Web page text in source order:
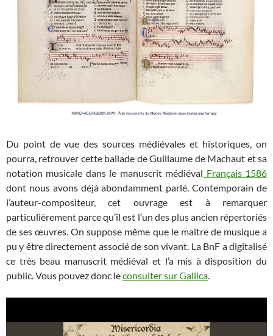
Du point de vue des sources médiévales et historiques, on
pourra, retrouver cette ballade de Guillaume de Machaut et sa
notation musicale dans le manuscrit médiéval Français 1586
dont nous avons déjà abondamment parlé. Contemporain de
l’auteur-compositeur, cet ouvrage est à remarquer
particulièrement parce qu’il est l’un des plus ancien répertoriés
de ses œuvres. On suppose même que le maître de musique a
pu y être directement associé de son vivant. La BnF a digitalisé
ce très beau manuscrit médiéval et l’a mis à disposition du
public. Vous pouvez donc leconsulter sur Gallica.